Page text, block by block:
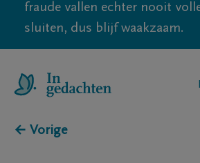
fraude vallen echter nooit
sluiten, dus blijf waakzaam.
← Vorige